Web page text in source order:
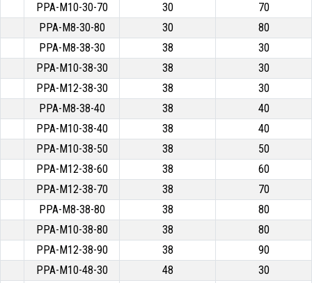
PPA-M10-30-70
30
70
PPA-M8-30-80
30
80
PPA-M8-38-30
38
30
PPA-M10-38-30
38
30
PPA-M12-38-30
38
30
PPA-M8-38-40
38
40
PPA-M10-38-40
38
40
PPA-M10-38-50
38
50
PPA-M12-38-60
38
60
PPA-M12-38-70
38
70
PPA-M8-38-80
38
80
PPA-M10-38-80
38
80
PPA-M12-38-90
38
90
PPA-M10-48-30
48
30